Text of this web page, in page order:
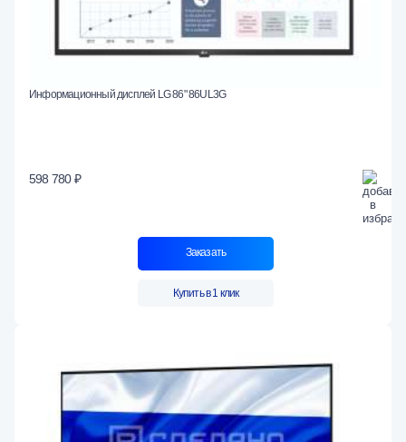
Информационный дисплей LG 86" 86UL3G
598 780 ₽
Заказать
Купить в 1 клик